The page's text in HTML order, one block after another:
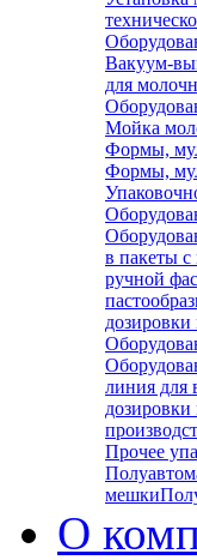
Вакуум-
для
Мойка
Формы,
Формы,
в пакеты
ручной
дозировки
линия для
Прочее
мешки
О